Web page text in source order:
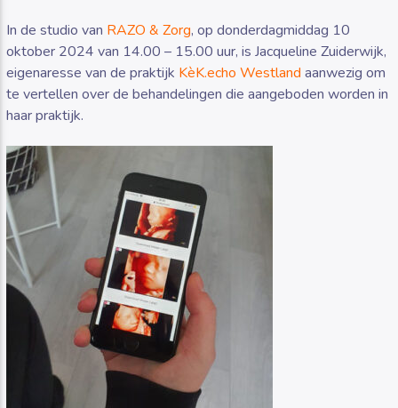
In de studio van RAZO & Zorg, op donderdagmiddag 10
oktober 2024 van 14.00 – 15.00 uur, is Jacqueline Zuiderwijk,
eigenaresse van de praktijk KèK.echo Westland aanwezig om
te vertellen over de behandelingen die aangeboden worden in
haar praktijk.